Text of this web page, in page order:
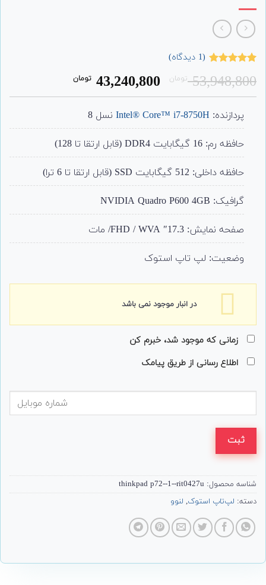
از 5 امتیاز
مشتری
(
1 دیدگاه)
53,948,800 تومان قیمت
اصلی:
53,948,800
تومان
بود.
43,240,800 تومانقیمت
فعلی:
تومان. پردازنده: Intel® Core™ i7-8750Hنسل 8
حافظه رم: 16 گیگابایت DDR4 (قابل ارتقا تا 128)
حافظه داخلی: 512 گیگابایت SSD (قابل ارتقا تا 6 ترا)
گرافیک: NVIDIA Quadro P600 4GB
صفحه نمایش: 17.3″ FHD / WVA/ مات
وضعیت: لپ تاپ استوک
در انبار موجود نمی باشد
زمانی که موجود شد، خبرم کن
اطلاع رسانی از طریق پیامک
ثبت
شناسه محصول: thinkpad p72--1--rit0427u
دسته: لپ‌تاپ استوک, لنوو